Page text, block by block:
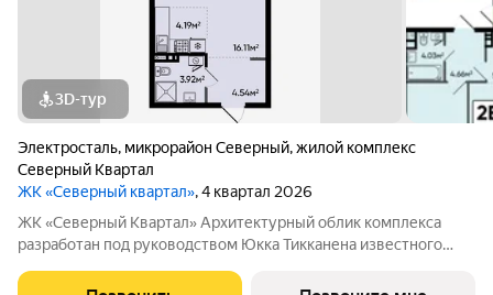
3D-тур
Электросталь, микрорайон Северный,жилой комплекс
Северный Квартал
ЖК «Северный квартал», 4 квартал 2026
ЖК «Северный Квартал» Архитектурный облик комплекса
разработан под руководством Юкка Тикканена известного
сочетании современного дизайна и северной эстетики. В